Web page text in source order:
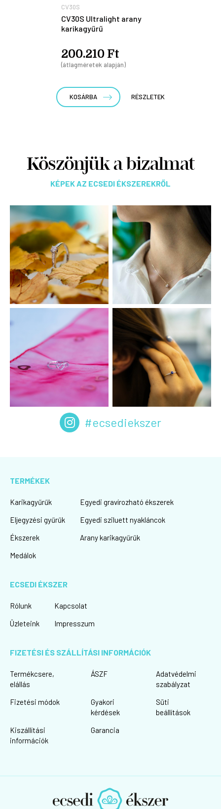
CV30S
CV30S Ultralight arany
karikagyűrű
200.210 Ft
(átlagméretek alapján)
KOSÁRBA RÉSZLETEK
Köszönjük a bizalmat
KÉPEK AZ ECSEDI ÉKSZEREKRŐL
#ecsediekszer
TERMÉKEK
Karikagyűrűk
Eljegyzési gyűrűk
Ékszerek
Medálok
Egyedi gravírozható ékszerek
Egyedi sziluett nyakláncok
Arany karikagyűrűk
ECSEDI ÉKSZER
Rólunk
Üzleteink
Kapcsolat
Impresszum
FIZETÉSI ÉS SZÁLLÍTÁSI INFORMÁCIÓK
Termékcsere,
elállás
Fizetési módok
Kiszállítási
információk
ÁSZF
Gyakori
kérdések
Garancia
Adatvédelmi
szabályzat
Süti
beállítások